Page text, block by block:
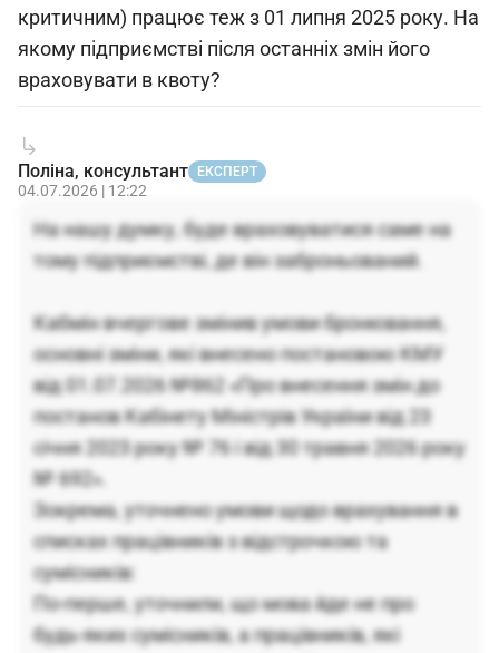
критичним) працює теж з 01 липня 2025 року. На
якому підприємстві після останніх змін його
враховувати в квоту?
Поліна, консультант ЕКСПЕРТ
04.07.2026 | 12:22
На нашу думку, буде враховуватися саме на
тому підприємстві, де він заброньований.
Кабмін вчергове змінив умови бронювання,
основні зміни, які внесено постановою КМУ
від 01.07.2026 №862 «Про внесення змін до
постанов Кабінету Міністрів України від 23
січня 2023 року № 76 і від 30 травня 2026 року
№ 692».
Зокрема, уточнено умови щодо врахування в
списках працівників з відстрочкою та
сумісників:
По-перше, уточнили, що мова йде не про
будь-яких сумісників, а працівників, які